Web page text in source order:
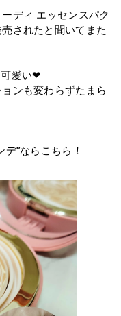
ディ エッセンスパク
されたと聞いてまた
愛い❤
ンも変わらずたまら
”ならこちら！